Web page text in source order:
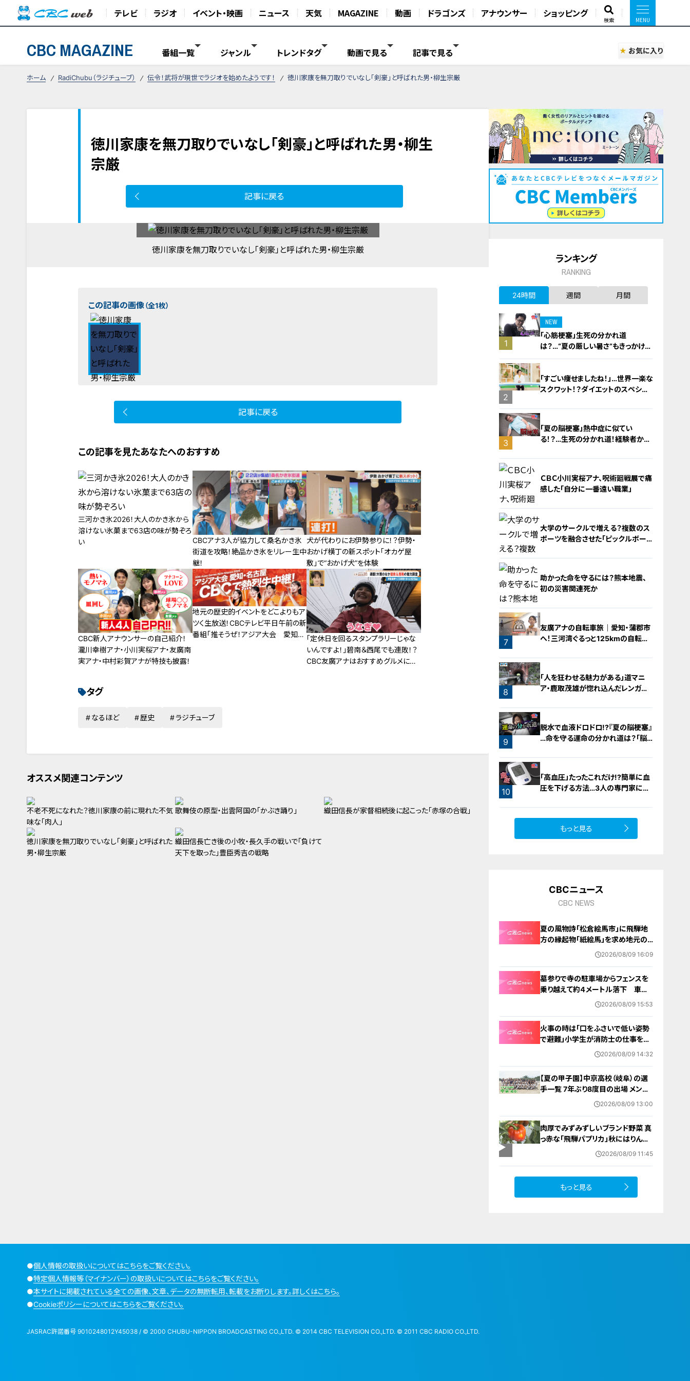
テレビ ラジオ イベント・映画 ニュース 天気 MAGAZINE 動画 ドラゴンズ アナウンサー ショッピング
検索
CBC MAGAZINE 番組一覧 ジャンル トレンドタグ 動画で見る 記事で見る お気に入り
ホーム RadiChubu（ラジチューブ） 伝令！武将が現世でラジオを始めたようです！ 徳川家康を無刀取りでいなし「剣豪」と呼ばれた男・柳生宗厳
徳川家康を無刀取りでいなし「剣豪」と呼ばれた男・柳生
宗厳
記事に戻る
徳川家康を無刀取りでいなし「剣豪」と呼ばれた男・柳生宗厳
この記事の画像（全1枚）
記事に戻る
この記事を見たあなたへのおすすめ
三河かき氷2026！大人のかき氷から
溶けない氷菓まで63店の味が勢ぞろ
い
CBCアナ3人が協力して桑名かき氷
街道を攻略！絶品かき氷をリレー生中
継！
犬が代わりにお伊勢参りに！？伊勢・
おかげ横丁の新スポット「オカゲ屋
敷」で“おかげ犬”を体験
CBC新人アナウンサーの自己紹介！
瀧川幸樹アナ・小川実桜アナ・友廣南
実アナ・中村彩賀アナが特技も披露！
地元の歴史的イベントをどこよりもア
ツく生放送！CBCテレビ平日午前の新
番組「推そうぜ！アジア大会 愛知・
「定休日を回るスタンプラリーじゃな
いんですよ！」碧南＆西尾でも連敗！？
CBC友廣アナはおすすめグルメにた
タグ
なるほど 歴史 ラジチューブ
オススメ関連コンテンツ
不老不死になれた？徳川家康の前に現れた不気
味な「肉人」
歌舞伎の原型・出雲阿国の「かぶき踊り」 織田信長が家督相続後に起こった「赤塚の合戦」
徳川家康を無刀取りでいなし「剣豪」と呼ばれた
男・柳生宗厳
織田信長亡き後の小牧・長久手の戦いで「負けて
天下を取った」豊臣秀吉の戦略
ランキング
RANKING
24時間 週間 月間
1
NEW
「心筋梗塞」生死の分かれ道
は？…“夏の厳しい暑さ”もきっかけ
に！発症前のキケンなサインと対処
2
「すごい痩せましたね！」…世界一楽な
スクワット！？ダイエットのスペシャ
3
「夏の脳梗塞」熱中症に似てい
る！？…生死の分かれ道！経験者から
4
ＣＢＣ小川実桜アナ、呪術廻戦展で痛
感した「自分に一番遠い職業」
5
大学のサークルで増える？複数のス
ポーツを融合させた「ピックルボー
6
助かった命を守るには？熊本地震、
初の災害関連死か
7
友廣アナの自転車旅｜愛知・蒲郡市
へ！三河湾ぐるっと125kmの自転車
8
「人を狂わせる魅力がある」道マニ
ア・鹿取茂雄が惚れ込んだレンガの
9
脱水で血液ドロドロ!?『夏の脳梗塞』
…命を守る運命の分かれ道は？「脳
10
「高血圧」たったこれだけ!?簡単に血
圧を下げる方法…3人の専門家に学
もっと見る
CBCニュース
CBC NEWS
夏の風物詩「松倉絵馬市」に飛騨地
方の縁起物「紙絵馬」を求め地元の
人や観光客が訪れる 幸せが駆け込
2026/08/09 16:09
墓参りで寺の駐車場からフェンスを
乗り越えて約４メートル落下 車に
乗っていた家族３人けが 岐阜・山
2026/08/09 15:53
火事の時は「口をふさいで低い姿勢
で避難」小学生が消防士の仕事を体
2026/08/09 14:32
【夏の甲子園】中京高校（岐阜）の選
手一覧 7年ぶり8度目の出場 メンバ
ー・出身中学・特徴は？高校野球
2026/08/09 13:00
肉厚でみずみずしいブランド野菜 真
っ赤な「飛騨パプリカ」秋にはりんご
のように甘い 岐阜・高山市の東農
2026/08/09 11:45
もっと見る
●個人情報の取扱いについてはこちらをご覧ください。
●特定個人情報等（マイナンバー）の取扱いについてはこちらをご覧ください。
●本サイトに掲載されている全ての画像、文章、データの無断転用、転載をお断りします。詳しくはこちら。
●Cookieポリシーについてはこちらをご覧ください。
JASRAC許諾番号 9010248012Y45038 / © 2000 CHUBU-NIPPON BROADCASTING CO.,LTD. © 2014 CBC TELEVISION CO.,LTD. © 2011 CBC RADIO CO.,LTD.